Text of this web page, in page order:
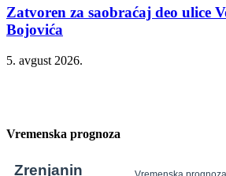
Zatvoren za saobraćaj deo ulice
Bojovića
5. avgust 2026.
Vremenska prognoza